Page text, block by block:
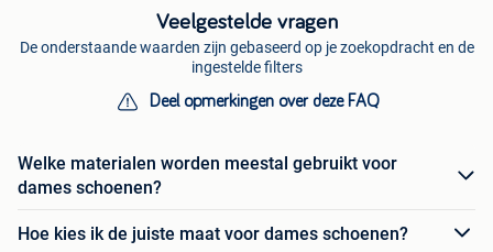
Veelgestelde vragen
De onderstaande waarden zijn gebaseerd op je zoekopdracht en de
ingestelde filters
Deel opmerkingen over deze FAQ
Welke materialen worden meestal gebruikt voor
dames schoenen?
Hoe kies ik de juiste maat voor dames schoenen?